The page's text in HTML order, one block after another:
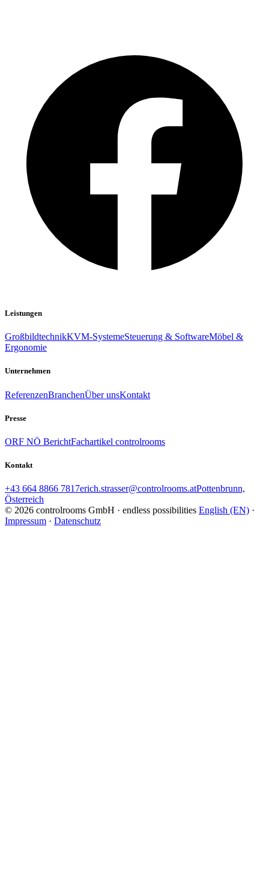
Leistungen
GroßbildtechnikKVM-SystemeSteuerung & SoftwareMöbel &
Ergonomie
Unternehmen
ReferenzenBranchenÜber unsKontakt
Presse
ORF NÖ BerichtFachartikel controlrooms
Kontakt
+43 664 8866 7817erich.strasser@controlrooms.atPottenbrunn,
Österreich
© 2026 controlrooms GmbH · endless possibilities English (EN) ·
Impressum · Datenschutz